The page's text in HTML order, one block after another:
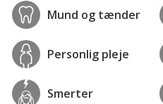
Mund og tænder
Personlig pleje
Smerter